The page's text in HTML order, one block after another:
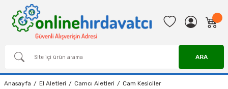
ARA
Anasayfa El Aletleri Camcı Aletleri Cam Kesiciler